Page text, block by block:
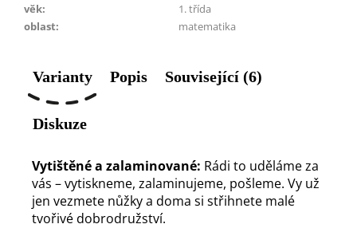
věk:
1. třída
oblast: matematika
Varianty Popis Související (6)
Diskuze
Vytištěné a zalaminované: Rádi to uděláme za
vás – vytiskneme, zalaminujeme, pošleme. Vy už
jen vezmete nůžky a doma si střihnete malé
tvořivé dobrodružství.